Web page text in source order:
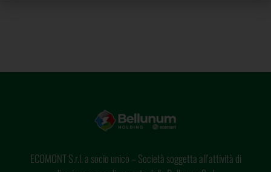
ECOMONT S.r.l. a socio unico – Società soggetta all’attività di